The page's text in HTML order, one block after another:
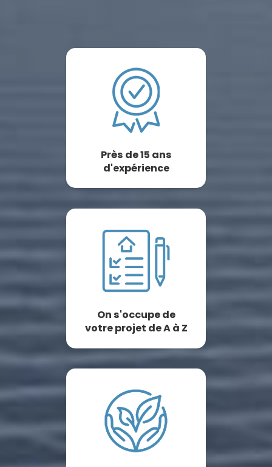
Près de 15 ans
d'expérience
On s'occupe de
votre projet de A à Z